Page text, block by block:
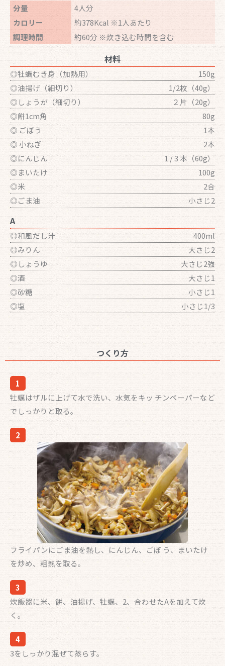
分量
4人分
カロリー
約378Kcal ※1人あたり
調理時間
約60分 ※炊き込む時間を含む
材料
◎牡蠣むき身（加熱用）
150g
◎油揚げ（細切り）
1/2枚（40g）
◎しょうが（細切り）
２片（20g）
◎餅1cm角
80g
◎ ごぼう
1本
◎ 小ねぎ
2本
◎にんじん
1 / 3 本（60g）
◎まいたけ
100g
◎米
2合
◎ごま油
小さじ2
A
◎和風だし汁
400ml
◎みりん
大さじ2
◎しょうゆ
大さじ2強
◎酒
大さじ1
◎砂糖
小さじ1
◎塩
小さじ1/3
つくり方
1
牡蠣はザルに上げて水で洗い、水気をキッ チンペーパーなど
でしっかりと取る。
2
フライパンにごま油を熱し、にんじん、ごぼ う、まいたけ
を炒め、粗熱を取る。
3
炊飯器に米、餅、油揚げ、牡蠣、2、合わせたAを加えて炊
く。
4
3をしっかり混ぜて蒸らす。